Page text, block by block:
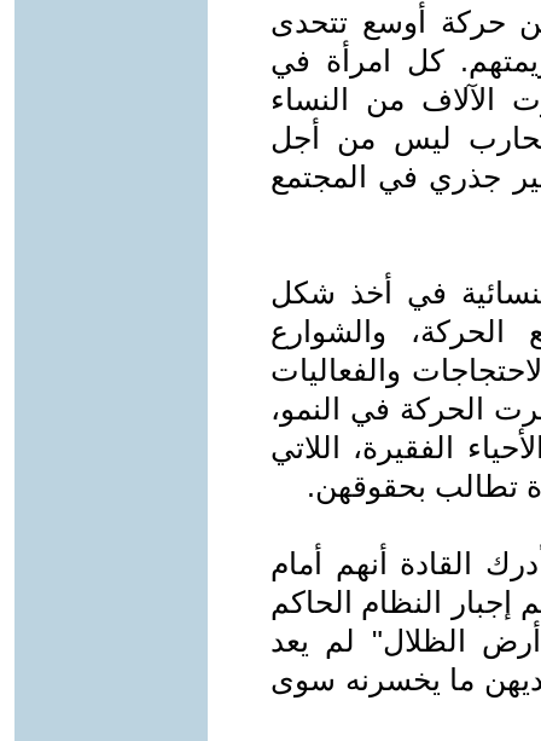
حركة أوسع تتحدى
كل امرأة في
الآلاف من النساء
تحارب ليس من أجل
جذري في المجتمع
في أخذ شكل
والشوارع
والفعاليات
الحركة في النمو،
الفقيرة، اللاتي
تطالب بحقوقهن.
القادة أنهم أمام
إجبار النظام الحاكم
الظلال" لم يعد
ما يخسرنه سوى